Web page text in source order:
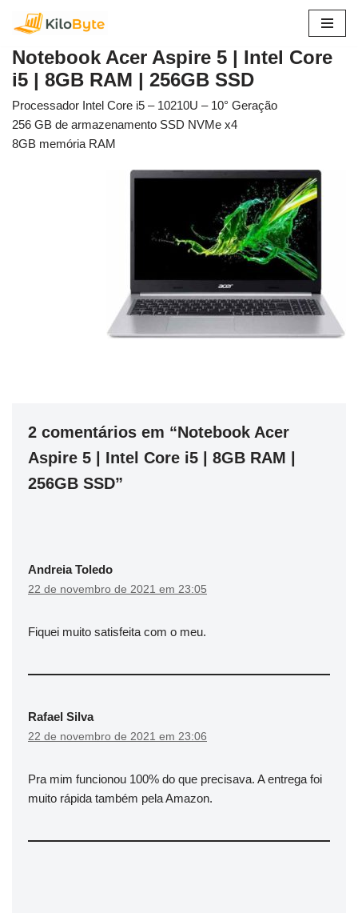
para
o
conteúdo
Notebook Acer Aspire 5 | Intel Core
i5 | 8GB RAM | 256GB SSD
Processador Intel Core i5 – 10210U – 10° Geração
256 GB de armazenamento SSD NVMe x4
8GB memória RAM
2 comentários em “Notebook Acer
Aspire 5 | Intel Core i5 | 8GB RAM |
256GB SSD”
Andreia Toledo
22 de novembro de 2021 em 23:05
Fiquei muito satisfeita com o meu.
Rafael Silva
22 de novembro de 2021 em 23:06
Pra mim funcionou 100% do que precisava. A entrega foi
muito rápida também pela Amazon.